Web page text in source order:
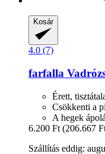
Kosár
4.0 (7)
farfalla
Érett,
Csökkenti a
A hegek
6.200 Ft (206.667
Szállítás eddig: